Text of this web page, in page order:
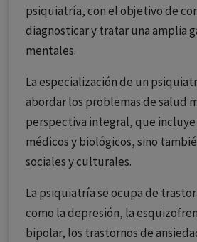
psiquiatría, con el objetivo de
diagnosticar y tratar una amplia
mentales.
La especialización de un
abordar los problemas de salud
perspectiva integral, que incluye
médicos y biológicos, sino
sociales y culturales.
La psiquiatría se ocupa de
como la depresión, la
bipolar, los trastornos de